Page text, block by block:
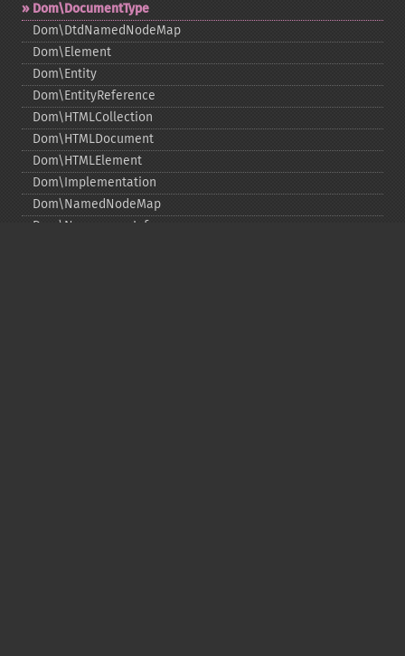
Dom\DocumentType
Dom\DtdNamedNodeMap
Dom\Element
Dom\Entity
Dom\EntityReference
Dom\HTMLCollection
Dom\HTMLDocument
Dom\HTMLElement
Dom\Implementation
Dom\NamedNodeMap
Dom\NamespaceInfo